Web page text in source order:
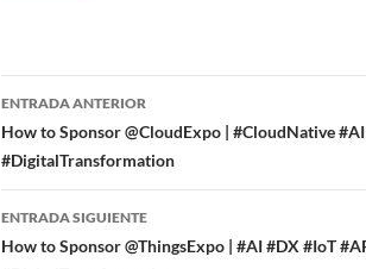
Navegador
de
entradas
ENTRADA ANTERIOR
How to Sponsor @CloudExpo | #CloudNative
#DigitalTransformation
ENTRADA SIGUIENTE
How to Sponsor @ThingsExpo | #AI #DX #IoT